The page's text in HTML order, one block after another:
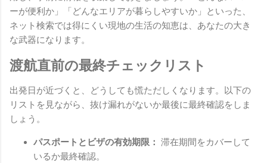
ーが便利か」「どんなエリアが暮らしやすいか」といった、
ネット検索では得にくい現地の生活の知恵は、あなたの大き
な武器になります。
渡航直前の最終チェックリスト
出発日が近づくと、どうしても慌ただしくなります。以下の
リストを見ながら、抜け漏れがないか最後に最終確認をしま
しょう。
パスポートとビザの有効期限： 滞在期間をカバーして
いるか最終確認。